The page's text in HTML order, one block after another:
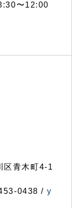
〜12:00
青木町4-1
0438 / y